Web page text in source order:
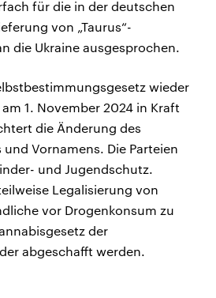
für die in der deutschen
von „Taurus“-
die Ukraine ausgesprochen.
wieder
1. November 2024 in Kraft
die Änderung des
Vornamens. Die Parteien
und Jugendschutz.
Legalisierung von
vor Drogenkonsum zu
der
abgeschafft werden.